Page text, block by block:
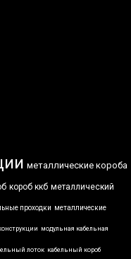
металлические короба
короб ккб металлический
проходки металлические
модульная кабельная
лоток кабельный короб